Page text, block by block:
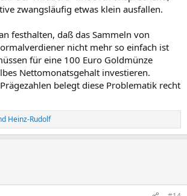
zwangsläufig etwas klein ausfallen.
festhalten, daß das Sammeln von
nicht mehr so einfach ist
für eine 100 Euro Goldmünze
Nettomonatsgehalt investieren.
belegt diese Problematik recht
Heinz-Rudolf